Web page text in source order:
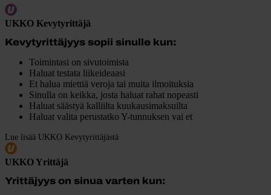
UKKO Kevytyrittäjä
Kevytyrittäjyys sopii sinulle kun:
Toimintasi on sivutoimista
Haluat testata liikeideaasi
Et halua miettiä veroja tai muita ilmoituksia
Sinulla on keikka, josta haluat rahat nopeasti
Haluat säästyä kalliilta kuukausimaksuilta
Haluat valita perustatko Y-tunnuksen vai et
Lue lisää UKKO Kevytyrittäjästä
UKKO Yrittäjä
Yrittäjyys on sinua varten kun: